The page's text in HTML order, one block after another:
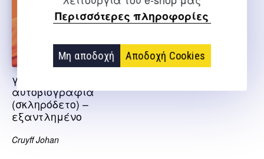
Περισσότερες πληροφορίες
Μη αποδοχή Αποδοχή Cookies
γιόχαν η
αυτοβιογραφία
(σκληρόδετο) –
εξαντλημένο
Cruyff Johan